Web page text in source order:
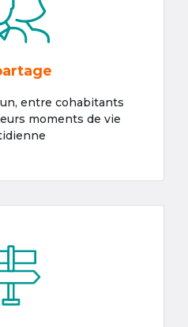
entre cohabitants
moments de vie